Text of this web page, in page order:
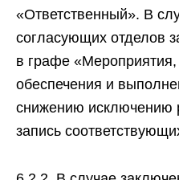
«Ответственный». В
согласующих отделов
в графе
обеспечения и
снижению исключению
запись